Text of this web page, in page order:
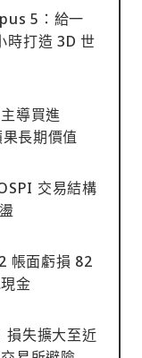
5：給一
時打造 3D 世
導買進
長期價值
交易結構
帳面虧損 82
金
損失擴大至近